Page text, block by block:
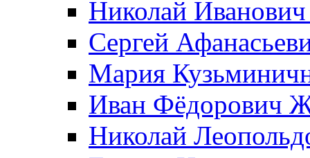
Николай Иванович
Сергей
Мария
Иван Фёдорович
Николай